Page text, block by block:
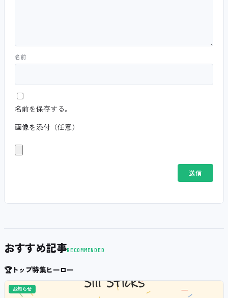
名前
名前を保存する。
画像を添付（任意）
おすすめ記事RECOMMENDED
🏆トップ特集ヒーロー
お知らせ